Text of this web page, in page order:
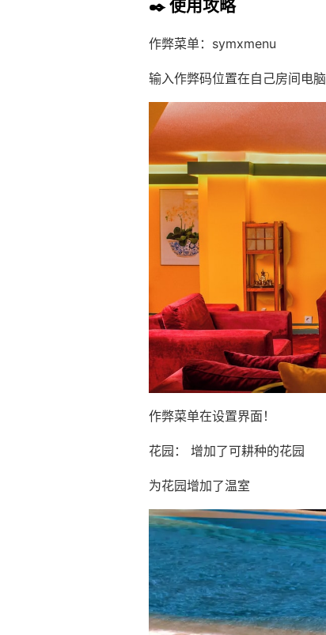
✒️ 使用攻略
作弊菜单：symxmenu
输入作弊码位置在自己房间电脑
作弊菜单在设置界面！
花园： 增加了可耕种的花园
为花园增加了温室